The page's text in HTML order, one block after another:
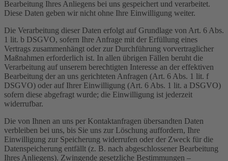
Bearbeitung Ihres Anliegens bei uns gespeichert und verarbeitet.
Diese Daten geben wir nicht ohne Ihre Einwilligung weiter.
Die Verarbeitung dieser Daten erfolgt auf Grundlage von Art. 6 Abs.
1 lit. b DSGVO, sofern Ihre Anfrage mit der Erfüllung eines
Vertrags zusammenhängt oder zur Durchführung vorvertraglicher
Maßnahmen erforderlich ist. In allen übrigen Fällen beruht die
Verarbeitung auf unserem berechtigten Interesse an der effektiven
Bearbeitung der an uns gerichteten Anfragen (Art. 6 Abs. 1 lit. f
DSGVO) oder auf Ihrer Einwilligung (Art. 6 Abs. 1 lit. a DSGVO)
sofern diese abgefragt wurde; die Einwilligung ist jederzeit
widerrufbar.
Die von Ihnen an uns per Kontaktanfragen übersandten Daten
verbleiben bei uns, bis Sie uns zur Löschung auffordern, Ihre
Einwilligung zur Speicherung widerrufen oder der Zweck für die
Datenspeicherung entfällt (z. B. nach abgeschlossener Bearbeitung
Ihres Anliegens). Zwingende gesetzliche Bestimmungen –